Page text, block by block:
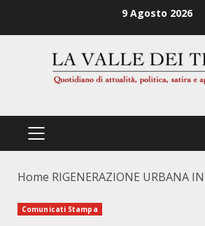
9 Agosto 2026
PRIMÄRES
Home RIGENERAZIONE URBANA
Comunicati Stampa